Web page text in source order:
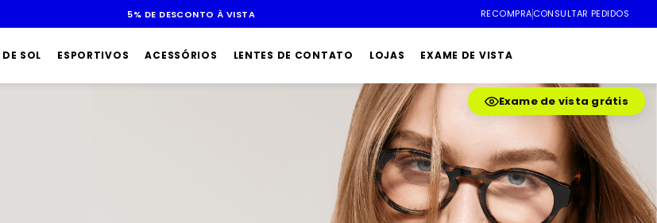
5% DE DESCONTO À VISTA RECOMPRACONSULTAR PEDIDOS
SOL ESPORTIVOS ACESSÓRIOS LENTES DE CONTATO LOJAS EXAME DE VISTA
Exame de vista grátis